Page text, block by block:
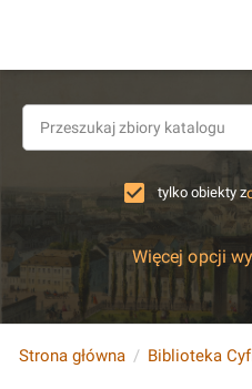
tylko obiekty z
Więcej opcji
Strona główna Biblioteka